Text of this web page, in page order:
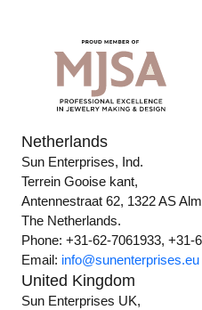
Netherlands
Sun Enterprises, Ind.
Terrein Gooise kant,
Antennestraat 62, 1322 AS
The Netherlands.
Phone: +31-62-7061933, +31-
Email: info@sunenterprises.eu
United Kingdom
Sun Enterprises UK,